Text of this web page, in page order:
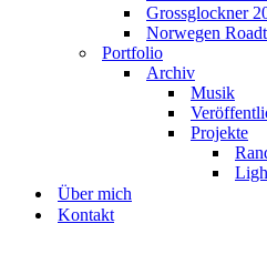
Grossglockner
Norwegen
Portfolio
Archiv
Musik
Projekte
Über mich
Kontakt